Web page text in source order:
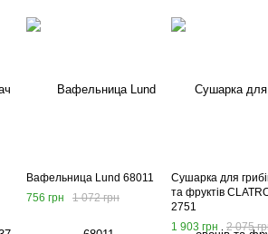
Вафельница Lund 68011
756 грн
1 072 грн
Сушарка для
та фруктів
2751
1 903 грн
2 075